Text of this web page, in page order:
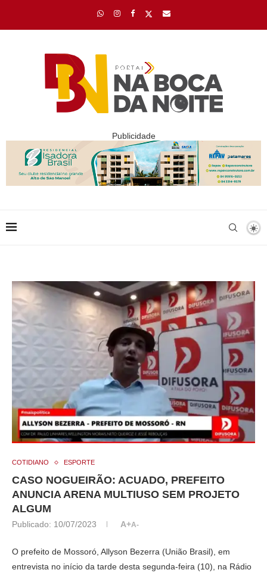
Publicidade
COTIDIANO ESPORTE
CASO NOGUEIRÃO: ACUADO, PREFEITO
ANUNCIA ARENA MULTIUSO SEM PROJETO
ALGUM
Publicado: 10/07/2023 A+A-
O prefeito de Mossoró, Allyson Bezerra (União Brasil), em
entrevista no início da tarde desta segunda-feira (10), na Rádio